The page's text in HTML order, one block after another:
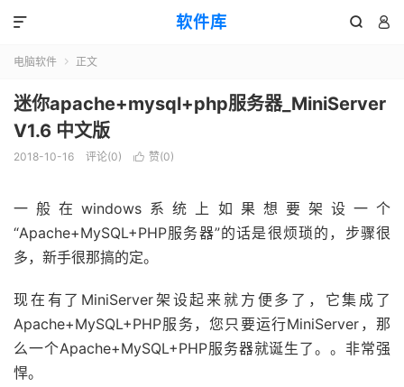
软件库  

电脑软件  正文
迷你apache+mysql+php服务器_MiniServer
V1.6 中文版
2018-10-16 评论(0)  赞(0)
一般在windows系统上如果想要架设一个
“Apache+MySQL+PHP服务器”的话是很烦琐的，步骤很
多，新手很那搞的定。
现在有了MiniServer架设起来就方便多了，它集成了
Apache+MySQL+PHP服务，您只要运行MiniServer，那
么一个Apache+MySQL+PHP服务器就诞生了。。非常强
悍。